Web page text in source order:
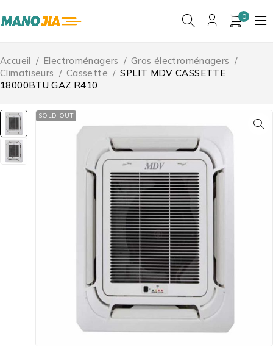
0
Accueil / Electroménagers / Gros électroménagers /
Climatiseurs / Cassette / SPLIT MDV CASSETTE
18000BTU GAZ R410
SOLD OUT